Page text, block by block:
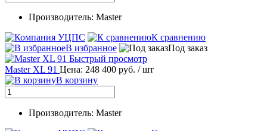
Производитель: Master
К сравнению
В избранное
Под заказ
Быстрый просмотр
Master XL 91 Цена: 248 400 руб. / шт
В корзину
Производитель: Master